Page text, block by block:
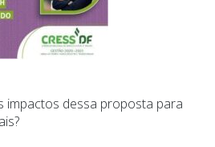
impactos dessa proposta para